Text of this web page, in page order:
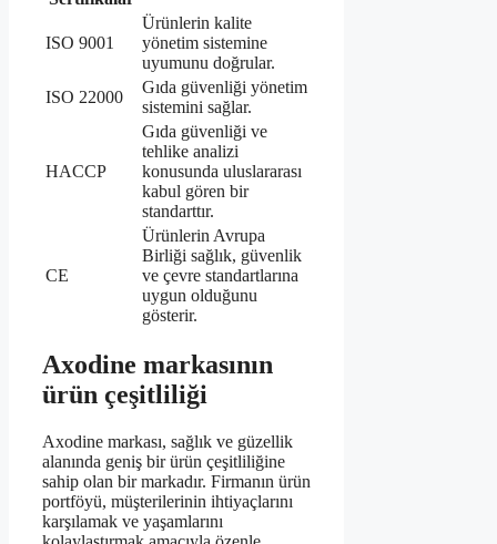
ISO 9001
Ürünlerin kalite
yönetim sistemine
uyumunu doğrular.
ISO 22000
Gıda güvenliği yönetim
sistemini sağlar.
HACCP
Gıda güvenliği ve
tehlike analizi
konusunda uluslararası
kabul gören bir
standarttır.
CE
Ürünlerin Avrupa
Birliği sağlık, güvenlik
ve çevre standartlarına
uygun olduğunu
gösterir.
Axodine markasının
ürün çeşitliliği
Axodine markası, sağlık ve güzellik
alanında geniş bir ürün çeşitliliğine
sahip olan bir markadır. Firmanın ürün
portföyü, müşterilerinin ihtiyaçlarını
karşılamak ve yaşamlarını